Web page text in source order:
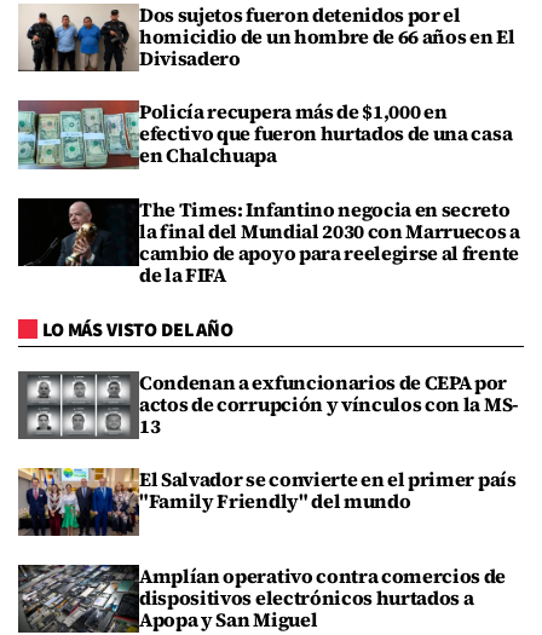
Dos sujetos fueron detenidos por el
homicidio de un hombre de 66 años en El
Divisadero
Policía recupera más de $1,000 en
efectivo que fueron hurtados de una casa
en Chalchuapa
The Times: Infantino negocia en secreto
la final del Mundial 2030 con Marruecos a
cambio de apoyo para reelegirse al frente
de la FIFA
LO MÁS VISTO DEL AÑO
Condenan a exfuncionarios de CEPA por
actos de corrupción y vínculos con la MS-
13
El Salvador se convierte en el primer país
"Family Friendly" del mundo
Amplían operativo contra comercios de
dispositivos electrónicos hurtados a
Apopa y San Miguel